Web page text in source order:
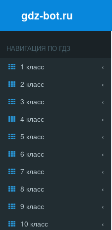
gdz-bot.ru
НАВИГАЦИЯ ПО ГДЗ
1 класс
2 класс
3 класс
4 класс
5 класс
6 класс
7 класс
8 класс
9 класс
10 класс